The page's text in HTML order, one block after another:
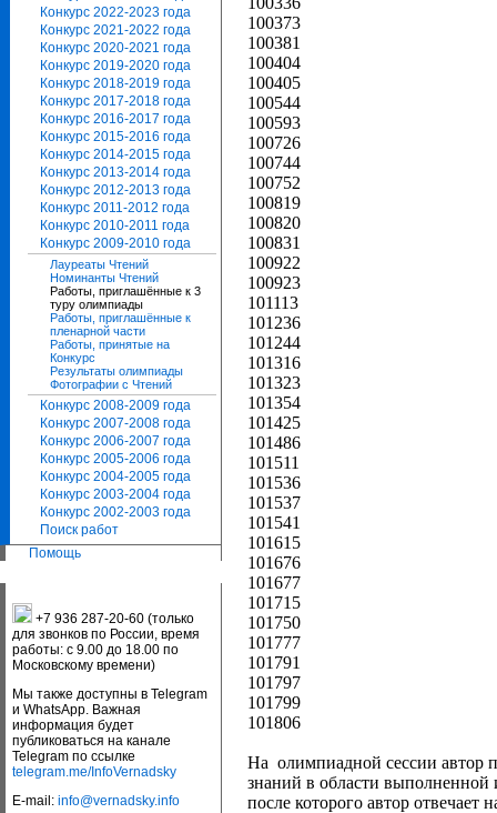
Конкурс 2022-2023 года
Конкурс 2021-2022 года
Конкурс 2020-2021 года
Конкурс 2019-2020 года
Конкурс 2018-2019 года
Конкурс 2017-2018 года
Конкурс 2016-2017 года
Конкурс 2015-2016 года
Конкурс 2014-2015 года
Конкурс 2013-2014 года
Конкурс 2012-2013 года
Конкурс 2011-2012 года
Конкурс 2010-2011 года
Конкурс 2009-2010 года
Лауреаты Чтений
Номинанты Чтений
Работы, приглашённые к 3
туру олимпиады
Работы, приглашённые к
пленарной части
Работы, принятые на
Конкурс
Результаты олимпиады
Фотографии с Чтений
Конкурс 2008-2009 года
Конкурс 2007-2008 года
Конкурс 2006-2007 года
Конкурс 2005-2006 года
Конкурс 2004-2005 года
Конкурс 2003-2004 года
Конкурс 2002-2003 года
Поиск работ
Помощь
+7 936 287-20-60 (только
для звонков по России, время
работы: с 9.00 до 18.00 по
Московскому времени)
Мы также доступны в Telegram
и WhatsApp. Важная
информация будет
публиковаться на канале
Telegram по ссылке
telegram.me/InfoVernadsky
E-mail: info@vernadsky.info
100373
100381
100404
100405
100544
100593
100726
100744
100752
100819
100820
100831
100922
100923
101113
101236
101244
101316
101323
101354
101425
101486
101511
101536
101537
101541
101615
101676
101677
101715
101750
101777
101791
101797
101799
101806
На олимпиадной сессии автор
знаний в области
после которого автор отвечает